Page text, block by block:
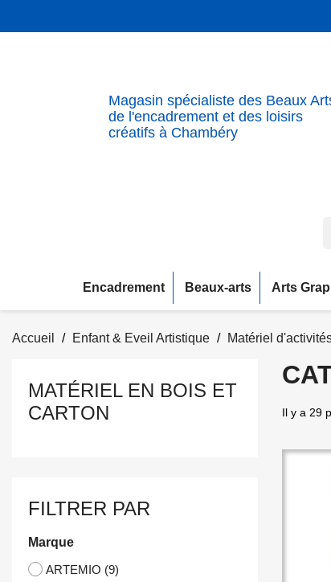
Magasin spécialiste des Beaux
de l'encadrement et des loisirs
créatifs à Chambéry
Encadrement Beaux-arts Arts
Accueil Enfant & Eveil Artistique Matériel
MATÉRIEL EN BOIS ET
CARTON
FILTRER PAR
Marque
ARTEMIO (9)
Il y a 29